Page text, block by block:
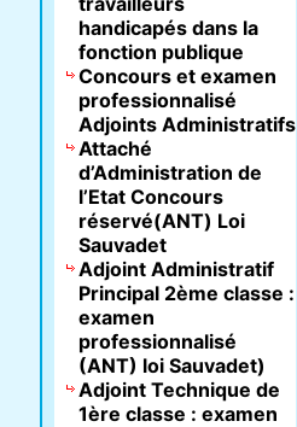
handicapés dans la
fonction publique
Concours et examen
professionnalisé
Adjoints Administratifs
Attaché
d’Administration de
l’Etat Concours
réservé(ANT) Loi
Sauvadet
Adjoint Administratif
Principal 2ème classe :
examen
professionnalisé
(ANT) loi Sauvadet)
Adjoint Technique de
1ère classe : examen